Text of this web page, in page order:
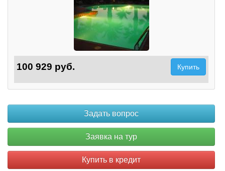
100 929 руб. Купить
Купить в кредит